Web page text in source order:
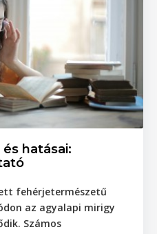
hatásai:
fehérjetermészetű
az agyalapi mirigy
Számos